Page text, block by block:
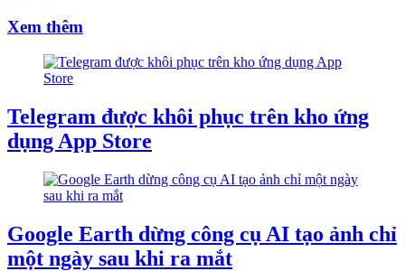
Xem thêm
Telegram được khôi phục trên kho ứng
dụng App Store
Google Earth dừng công cụ AI tạo ảnh chỉ
một ngày sau khi ra mắt